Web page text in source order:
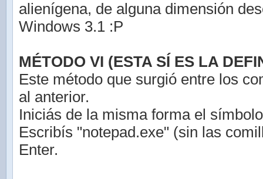
alienígena, de alguna dimensión
Windows 3.1 :P
MÉTODO VI (ESTA SÍ ES LA
Este método que surgió entre los
al anterior.
Iniciás de la misma forma el
Escribís "notepad.exe" (sin las
Enter.